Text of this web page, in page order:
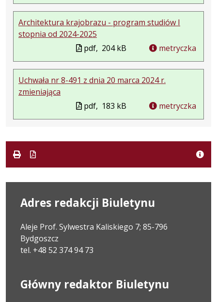
Architektura krajobrazu - program studiów I
stopnia od 2024-2025
pdf, 204 kB metryczka
Uchwała nr 8-491 z dnia 20 marca 2024 r.
zmieniająca
pdf, 183 kB metryczka
Adres redakcji Biuletynu
Aleje Prof. Sylwestra Kaliskiego 7; 85-796
Bydgoszcz
tel. +48 52 374 94 73
Główny redaktor Biuletynu